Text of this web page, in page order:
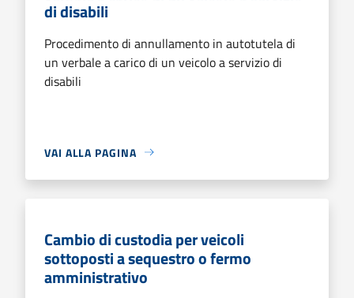
di disabili
Procedimento di annullamento in autotutela di
un verbale a carico di un veicolo a servizio di
disabili
VAI ALLA PAGINA
Cambio di custodia per veicoli
sottoposti a sequestro o fermo
amministrativo